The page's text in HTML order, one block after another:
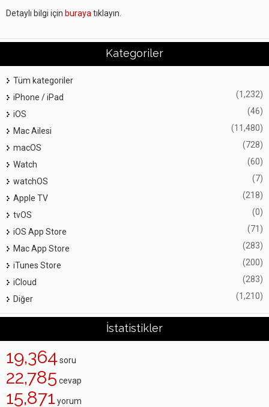
Detaylı bilgi için buraya tıklayın.
Kategoriler
Tüm kategoriler
iPhone / iPad
(1,232)
iOS (46)
Mac Ailesi (11,480)
macOS (728)
Watch (60)
watchOS (7)
Apple TV (218)
tvOS (0)
iOS App Store (71)
Mac App Store (283)
iTunes Store (200)
iCloud (283)
Diğer (1,210)
İstatistikler
19,364 soru
22,785 cevap
15,871 yorum